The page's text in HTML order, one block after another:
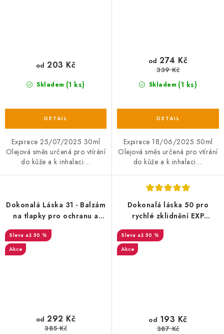
Skladem (1 ks)
od 203 Kč
Expirace 25/07/2025 30ml
Olejová směs určená pro vtírání
do kůže a k inhalaci....
Skladem (1 ks)
od 274 Kč
339 Kč
Expirace 18/06/2025 50ml
Olejová směs určená pro vtírání
do kůže a k inhalaci....
Dokonalá Láska 31 - Balzám
na tlapky pro ochranu a
péči 60ml EXP 27/01/2025
až 50 %
Akce
od 292 Kč
385 Kč
Dokonalá láska 50 pro
rychlé zklidnění EXP
21/09/2024
až 50 %
Akce
od 193 Kč
387 Kč